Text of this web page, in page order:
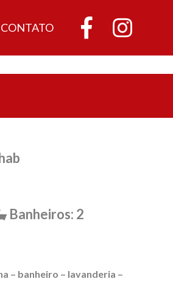
CONTATO
Banheiros: 2
– banheiro – lavanderia –